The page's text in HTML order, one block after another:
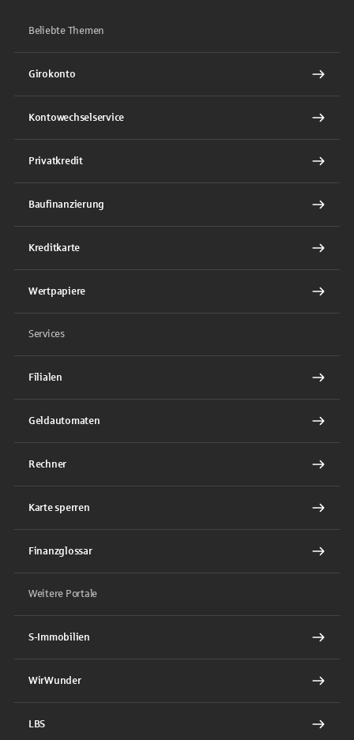
Beliebte Themen
Girokonto
Kontowechselservice
Privatkredit
Baufinanzierung
Kreditkarte
Wertpapiere
Services
Filialen
Geldautomaten
Rechner
Karte sperren
Finanzglossar
Weitere Portale
S-Immobilien
WirWunder
LBS